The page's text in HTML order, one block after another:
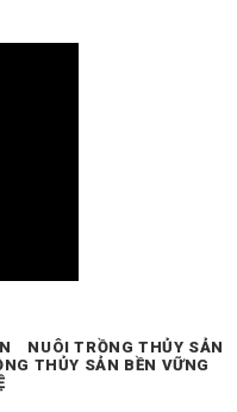
NUÔI TRỒNG THỦY SẢN
THỦY SẢN BỀN VỮNG